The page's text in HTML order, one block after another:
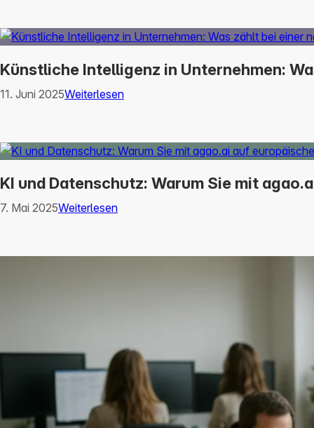
Künstliche Intelligenz in Unternehmen:
11. Juni 2025Weiterlesen
KI und Datenschutz: Warum Sie mit
7. Mai 2025Weiterlesen